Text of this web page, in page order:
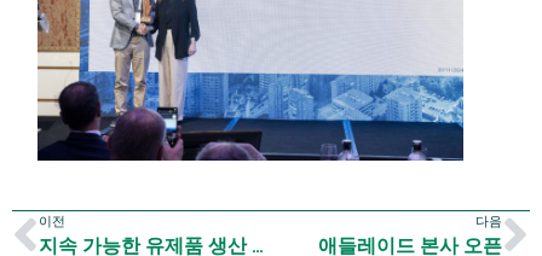
이전
지속 가능한 유제품 생산 연구
다음
애들레이드 본사 오픈